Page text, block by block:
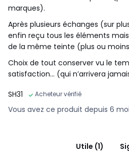
marques).
Après plusieurs échanges (sur
enfin reçu tous les éléments
de la même teinte (plus ou
Choix de tout conserver vu le
satisfaction… (qui n’arrivera
SH31
Acheteur vérifié
Vous avez ce produit depuis 6
Utile (1)